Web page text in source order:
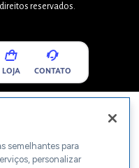
reservados.
LOJA CONTATO
semelhantes para
personalizar